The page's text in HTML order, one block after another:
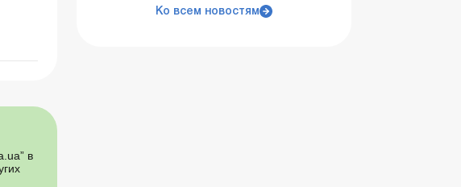
в
Ко всем новостям